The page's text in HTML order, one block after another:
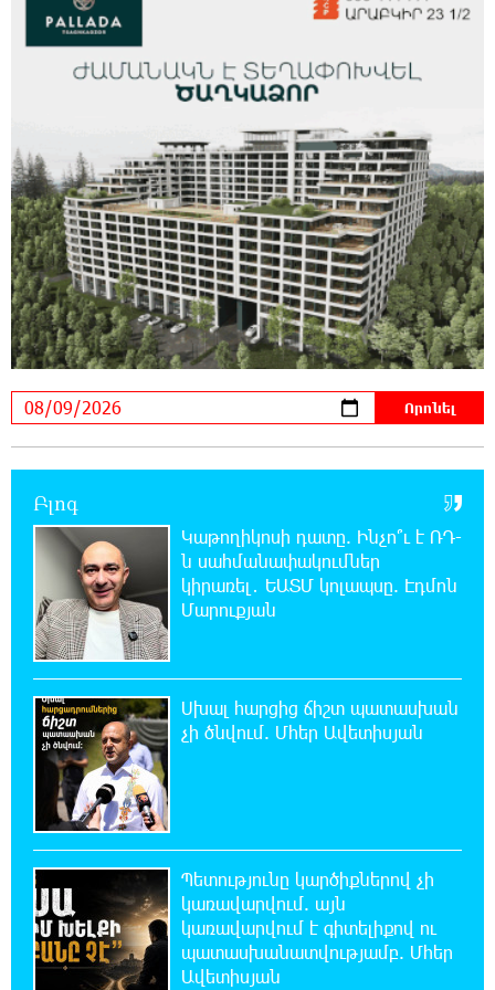
ուկրաինական 360 անօդաչու թռչող սարք
Օգոստոսի 10-ին, 11-ին, 12-ին, 13-ին, 14-ին,
17-ին, 18-ին և 20-ին հարյուրավոր
հասցեներում լույս չի լինելու
23:01:57 8-08-2026
Ողբերգական դեպք՝ Երևանում․ Կիևյան
կամրջի տակ հայտնաբերվել է տղամարդու
մարմին
22:43:21 8-08-2026
Ադրբեջանի Սարով գյուղում տանը 18-ամյա
22:07:09 8-08-2026
Արտակարգ դեպք՝ Երևանում․ կոտրել են
«Հույս բոլոր մարդկանց» հիմնադրամի
շենքի պատուհաններն ու դռները
21:48:41 8-08-2026
Ալիևն ու Թրամփը հեռախոսազրույց են
ունեցել
21:29:45 8-08-2026
«Ինտեր»-ը հաղթեց «Յուվենտուս»-ին
21:10:46 8-08-2026
Քրեական վարույթի շրջանակում անձի
անձնական և ընտանեկան կյանքին առնչվող
տվյալների անհարկի հրապարակումն անթույլատրելի է.
Բլոգ
Կաթողիկոսի դատը. Ինչո՞ւ է ՌԴ-
ն սահմանափակումներ
կիրառել․ ԵԱՏՄ կոլապսը. Էդմոն
Մարուքյան
Սխալ հարցից ճիշտ պատասխան
չի ծնվում. Մհեր Ավետիսյան
Պետությունը կարծիքներով չի
կառավարվում. այն
կառավարվում է գիտելիքով ու
պատասխանատվությամբ. Մհեր
Ավետիսյան